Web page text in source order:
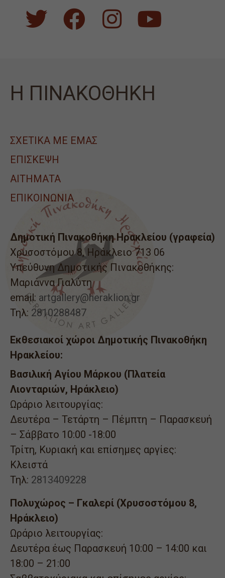
Η ΠΙΝΑΚΟΘΗΚΗ
ΣΧΕΤΙΚΑ ΜΕ ΕΜΑΣ
ΕΠΙΣΚΕΨΗ
ΑΙΤΉΜΑΤΑ
ΕΠΙΚΟΙΝΩΝΙΑ
Δημοτική Πινακοθήκη Ηρακλείου (γραφεία)
Χρυσοστόμου 8, Ηράκλειο 713 06
Υπεύθυνη Δημοτικής Πινακοθήκης:
Μαριάννα Γιαλύτη
email: artgallery@heraklion.gr
Τηλ: 2810288487
Εκθεσιακοί χώροι Δημοτικής Πινακοθήκη
Ηρακλείου:
Βασιλική Αγίου Μάρκου (Πλατεία
Λιονταριών, Ηράκλειο)
Ωράριο λειτουργίας:
Δευτέρα – Τετάρτη – Πέμπτη – Παρασκευή
– Σάββατο 10:00 -18:00
Τρίτη, Κυριακή και επίσημες αργίες:
Κλειστά
Τηλ: 2813409228
Πολυχώρος – Γκαλερί (Χρυσοστόμου 8,
Ηράκλειο)
Ωράριο λειτουργίας:
Δευτέρα έως Παρασκευή 10:00 – 14:00 και
18:00 – 21:00